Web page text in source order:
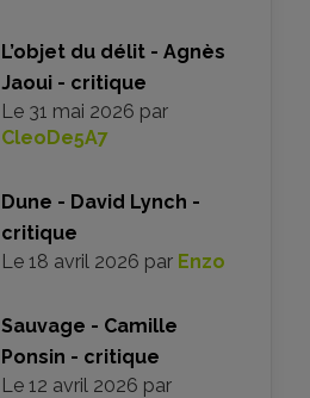
L’objet du délit - Agnès
Jaoui - critique
Le 31 mai 2026 par
CleoDe5A7
Dune - David Lynch -
critique
Le 18 avril 2026 par Enzo
Sauvage - Camille
Ponsin - critique
Le 12 avril 2026 par